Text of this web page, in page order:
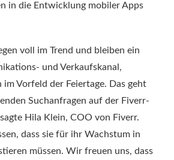
in die Entwicklung mobiler Apps
voll im Trend und bleiben ein
und Verkaufskanal,
im Vorfeld der Feiertage. Das geht
Suchanfragen auf der Fiverr-
Hila Klein, COO von Fiverr.
dass sie für ihr Wachstum in
müssen. Wir freuen uns, dass